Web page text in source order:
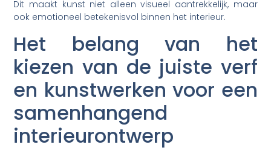
Dit maakt kunst niet alleen visueel aantrekkelijk, maar
ook emotioneel betekenisvol binnen het interieur.
Het belang van het
kiezen van de juiste verf
en kunstwerken voor een
samenhangend
interieurontwerp